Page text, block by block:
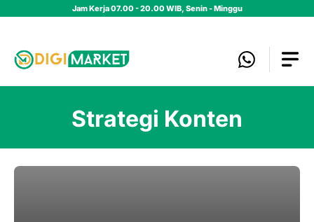
Jam Kerja 07.00 - 20.00 WIB, Senin - Minggu
Strategi Konten